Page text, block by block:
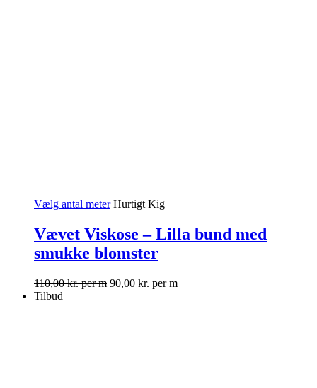
Vælg antal meter Hurtigt Kig
Vævet Viskose – Lilla bund med
smukke blomster
110,00kr.per m 90,00 kr. per m
Tilbud